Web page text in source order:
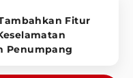
Fitur
Penumpang